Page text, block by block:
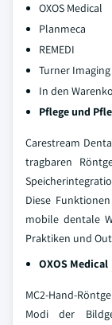
OXOS Medical
Planmeca
REMEDI
Turner
In den
Pflege und
Carestream
tragbaren
Diese
mobile dentale
Praktiken und
OXOS Medical
MC2-Hand-
Modi der